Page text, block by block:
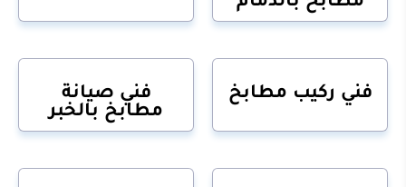
فني ركيب مطابخ
فني صيانة
مطابخ بالخبر